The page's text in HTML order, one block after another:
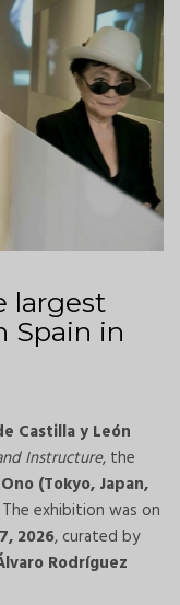
largest
Spain in
Castilla y León
Instructure, the
(Tokyo, Japan,
exhibition was on
2026, curated by
Rodríguez